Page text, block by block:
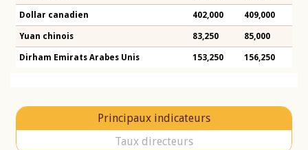
Dollar canadien 402,000 409,000
Yuan chinois 83,250 85,000
Dirham Emirats Arabes Unis 153,250 156,250
Principaux indicateurs
Taux directeurs